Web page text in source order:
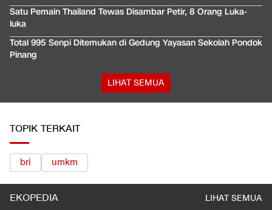
Satu Pemain Thailand Tewas Disambar Petir, 8 Orang Luka-
luka
Total 995 Senpi Ditemukan di Gedung Yayasan Sekolah Pondok
Pinang
LIHAT SEMUA
TOPIK TERKAIT
bri umkm
EKOPEDIA LIHAT SEMUA